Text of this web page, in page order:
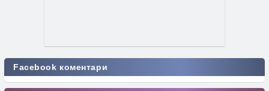
Facebook коментари